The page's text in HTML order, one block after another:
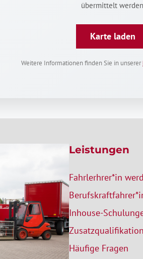
übermittelt
Karte laden
Weitere Informationen finden Sie in unserer
Leistungen
Fahrlerhrer*in
Inhouse-
Zusatzqualifikation
Häufige Fragen